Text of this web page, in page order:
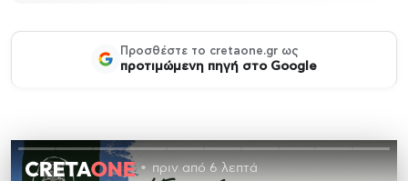
Προσθέστε το cretaone.gr ως
προτιμώμενη πηγή στο Google
πριν από 6 λεπτά